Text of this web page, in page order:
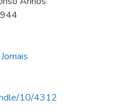
10/4312